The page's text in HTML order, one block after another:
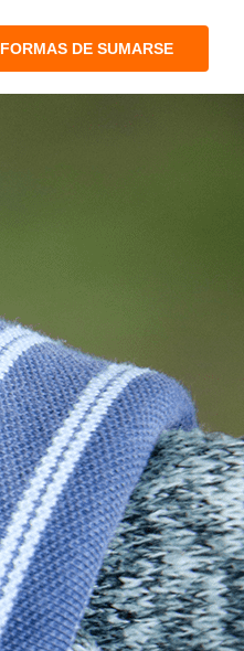
FORMAS DE SUMARSE